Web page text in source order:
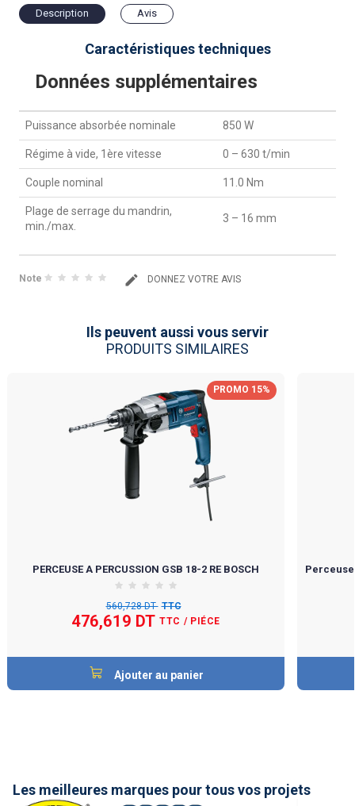
Description Avis
Caractéristiques techniques
Données supplémentaires
Puissance absorbée nominale 850 W
Régime à vide, 1ère vitesse 0 – 630 t/min
Couple nominal 11.0 Nm
Plage de serrage du mandrin,
min./max.
3 – 16 mm
Note DONNEZ VOTRE AVIS
Ils peuvent aussi vous servir
PRODUITS SIMILAIRES
PROMO 15%
PERCEUSE A PERCUSSION GSB 18-2 RE BOSCH
560,728 DT TTC
476,619 DT TTC / PIÉCE
Ajouter au panier
Les meilleures marques pour tous vos projets